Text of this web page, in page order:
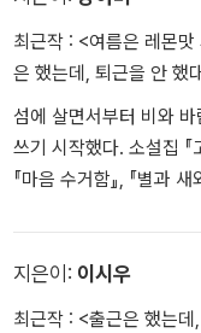
“회사를 그만두고 싶었
―「출근은 했는데, 퇴근
아내의 독촉에 못 이겨
네 가족. 뭘 해도 비싼 성
최근작 : <여름은 레몬맛
은 했는데, 퇴근을 안 했
섬에 살면서부터 비와
쓰기 시작했다. 소설집
『마음 수거함』, 『별과
지은이: 이시우
최근작 : <출근은 했는